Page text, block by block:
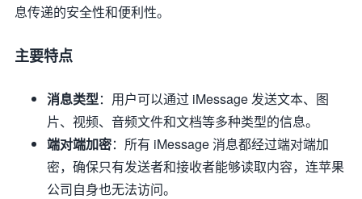
息传递的安全性和便利性。
主要特点
消息类型：用户可以通过 iMessage 发送文本、图
片、视频、音频文件和文档等多种类型的信息。
端对端加密：所有 iMessage 消息都经过端对端加
密，确保只有发送者和接收者能够读取内容，连苹果
公司自身也无法访问。